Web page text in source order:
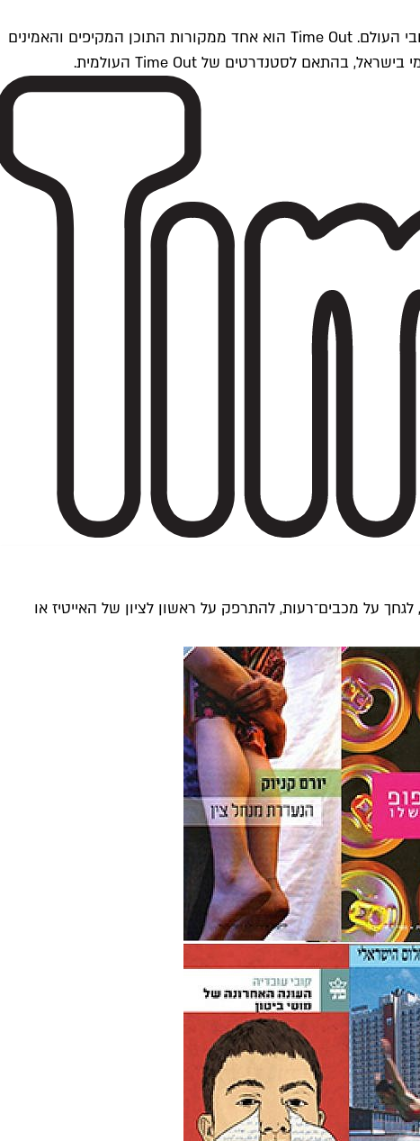
Time Outתל אביב הוא חלק מרשת Time Out Global — רשת מדיה בינלאומית הפועלת ב-360 ערים מרכזיות וב-60 מדינות ברחבי העולם. Time Out הוא אחד ממקורות התוכן המקיפים והאמינים
לגחך על מכבים־רעות, להתרפק על ראשון לציון של האייטיז או